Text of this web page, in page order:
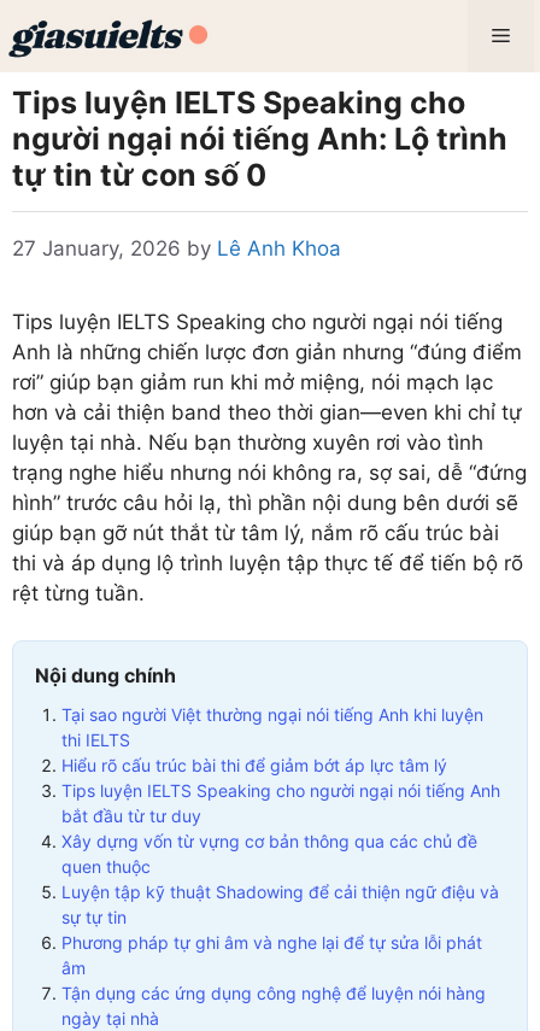
to
content
Tips luyện IELTS Speaking cho
người ngại nói tiếng Anh: Lộ trình
tự tin từ con số 0
27 January, 2026 by Lê Anh Khoa
Tips luyện IELTS Speaking cho người ngại nói tiếng
Anh là những chiến lược đơn giản nhưng “đúng điểm
rơi” giúp bạn giảm run khi mở miệng, nói mạch lạc
hơn và cải thiện band theo thời gian—even khi chỉ tự
luyện tại nhà. Nếu bạn thường xuyên rơi vào tình
trạng nghe hiểu nhưng nói không ra, sợ sai, dễ “đứng
hình” trước câu hỏi lạ, thì phần nội dung bên dưới sẽ
giúp bạn gỡ nút thắt từ tâm lý, nắm rõ cấu trúc bài
thi và áp dụng lộ trình luyện tập thực tế để tiến bộ rõ
rệt từng tuần.
Nội dung chính
Tại sao người Việt thường ngại nói tiếng Anh khi luyện
thi IELTS
Hiểu rõ cấu trúc bài thi để giảm bớt áp lực tâm lý
Tips luyện IELTS Speaking cho người ngại nói tiếng Anh
bắt đầu từ tư duy
Xây dựng vốn từ vựng cơ bản thông qua các chủ đề
quen thuộc
Luyện tập kỹ thuật Shadowing để cải thiện ngữ điệu và
sự tự tin
Phương pháp tự ghi âm và nghe lại để tự sửa lỗi phát
âm
Tận dụng các ứng dụng công nghệ để luyện nói hàng
ngày tại nhà